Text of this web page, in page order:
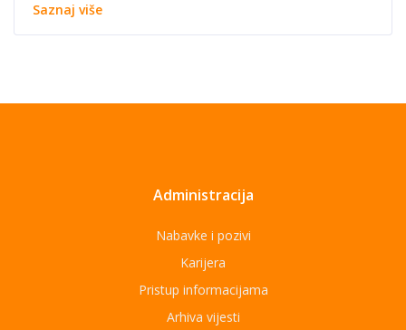
Saznaj više
Administracija
Nabavke i pozivi
Karijera
Pristup informacijama
Arhiva vijesti